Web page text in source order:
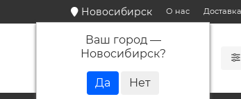
Новосибирск
Ваш город —
Новосибирск?
О нас Доставка
КАТАЛОГ